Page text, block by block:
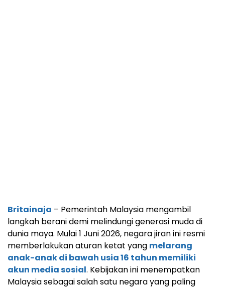
Britainaja – Pemerintah Malaysia mengambil
langkah berani demi melindungi generasi muda di
dunia maya. Mulai 1 Juni 2026, negara jiran ini resmi
memberlakukan aturan ketat yang melarang
anak-anak di bawah usia 16 tahun memiliki
akun media sosial. Kebijakan ini menempatkan
Malaysia sebagai salah satu negara yang paling